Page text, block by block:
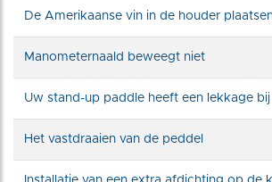
De Amerikaanse vin in de houder
Manometernaald beweegt niet
Uw stand-up paddle heeft een lekkage bij
Het vastdraaien van de peddel